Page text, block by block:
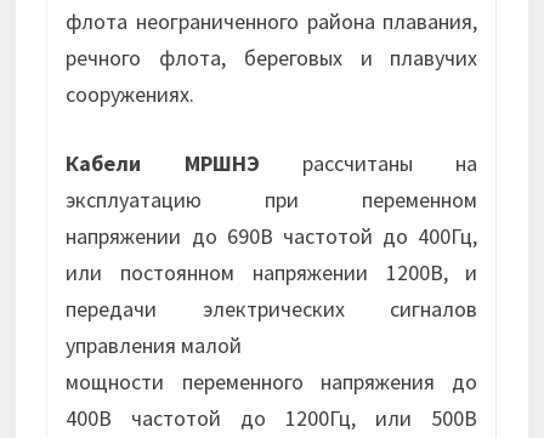
флота неограниченного района плавания,
речного флота, береговых и плавучих
сооружениях.
Кабели МРШНЭ рассчитаны на
эксплуатацию при переменном
напряжении до 690В частотой до 400Гц,
или постоянном напряжении 1200В, и
передачи электрических сигналов
управления малой
мощности переменного напряжения до
400В частотой до 1200Гц, или 500В